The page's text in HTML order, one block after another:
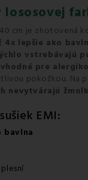
lososovej
cm je zhotovená
4x lepšie ako
vstrebávajú
pre
pokožkou. Na
nevytvárajú
EMI:
bavlna